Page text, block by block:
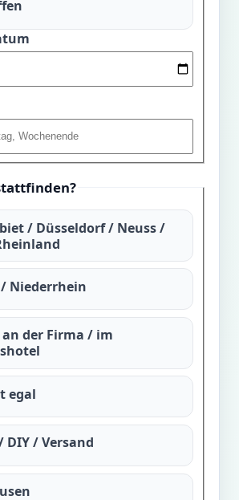
/ Düsseldorf / Neuss /
Niederrhein
an der Firma / im
egal
DIY / Versand